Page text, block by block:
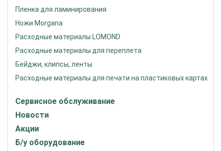
Пленка для ламинирования
Ножи Morgana
Расходные материалы LOMOND
Расходные материалы для переплета
Бейджи, клипсы, ленты
Расходные материалы для печати на пластиковых картах
Сервисное обслуживание
Новости
Акции
Б/у оборудование